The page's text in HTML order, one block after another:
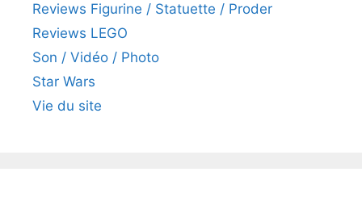
Reviews Figurine / Statuette / Proder
Reviews LEGO
Son / Vidéo / Photo
Star Wars
Vie du site